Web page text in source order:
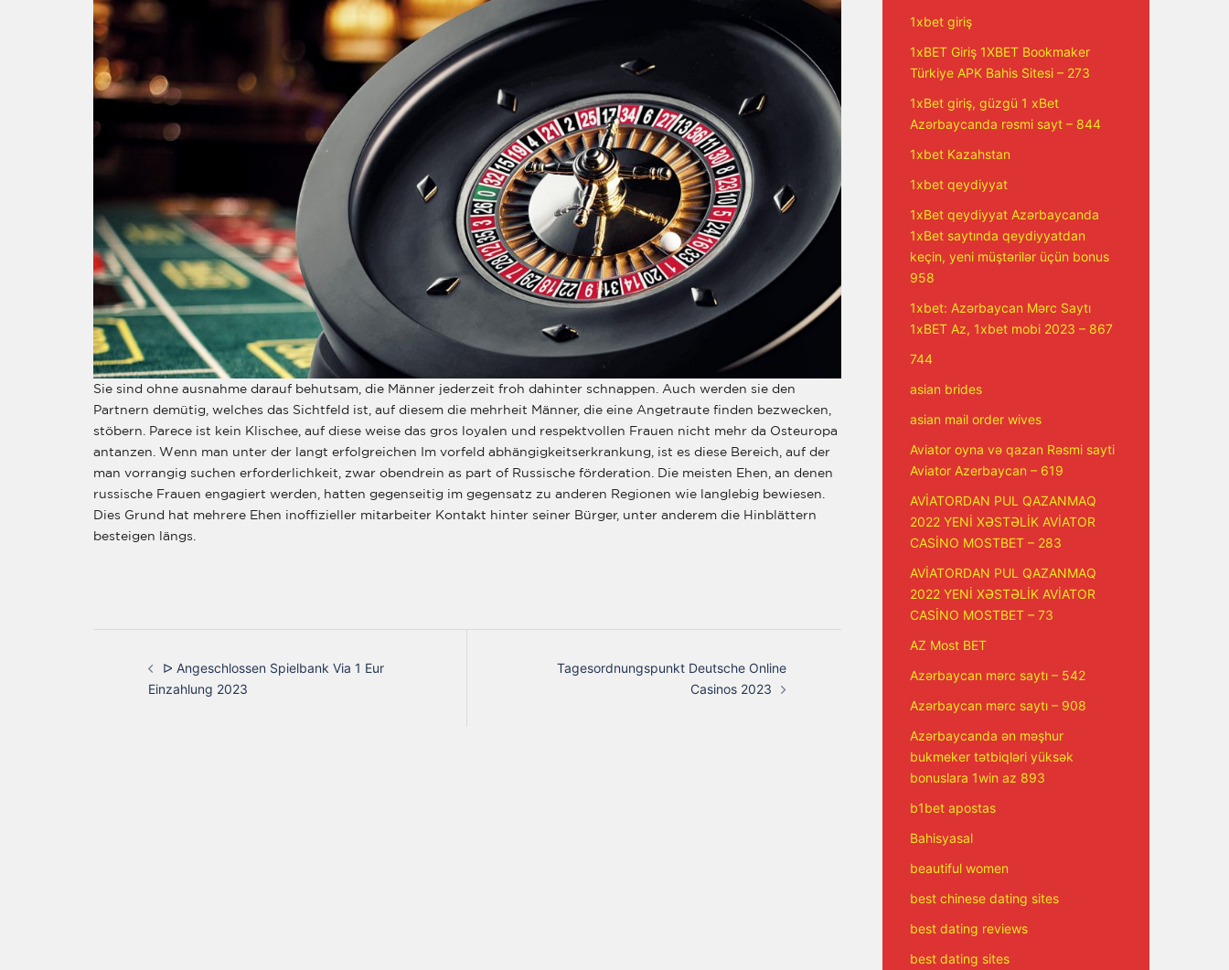
Sie sind ohne ausnahme darauf behutsam, die Männer jederzeit froh dahinter schnappen. Auch werden sie den
Partnern demütig, welches das Sichtfeld ist, auf diesem die mehrheit Männer, die eine Angetraute finden bezwecken,
stöbern. Parece ist kein Klischee, auf diese weise das gros loyalen und respektvollen Frauen nicht mehr da Osteuropa
antanzen. Wenn man unter der langt erfolgreichen Im vorfeld abhängigkeitserkrankung, ist es diese Bereich, auf der
man vorrangig suchen erforderlichkeit, zwar obendrein as part of Russische förderation. Die meisten Ehen, an denen
russische Frauen engagiert werden, hatten gegenseitig im gegensatz zu anderen Regionen wie langlebig bewiesen.
Dies Grund hat mehrere Ehen inoffizieller mitarbeiter Kontakt hinter seiner Bürger, unter anderem die Hinblättern
besteigen längs.
ᐅ Angeschlossen Spielbank Via 1 Eur
Einzahlung 2023
Tagesordnungspunkt Deutsche Online
Casinos 2023
1xbet giriş
1xBET Giriş 1XBET Bookmaker
Türkiye APK Bahis Sitesi – 273
1xBet giriş, güzgü 1 xBet
Azərbaycanda rəsmi sayt – 844
1xbet Kazahstan
1xbet qeydiyyat
1xBet qeydiyyat Azərbaycanda
1xBet saytında qeydiyyatdan
keçin, yeni müştərilər üçün bonus
958
1xbet: Azərbaycan Mərc Saytı
1xBET Az, 1xbet mobi 2023 – 867
744
asian brides
asian mail order wives
Aviator oyna və qazan Rəsmi sayti
Aviator Azerbaycan – 619
AVİATORDAN PUL QAZANMAQ
2022 YENİ XƏSTƏLİK AVİATOR
CASİNO MOSTBET – 283
AVİATORDAN PUL QAZANMAQ
2022 YENİ XƏSTƏLİK AVİATOR
CASİNO MOSTBET – 73
AZ Most BET
Azərbaycan mərc saytı – 542
Azərbaycan mərc saytı – 908
Azərbaycanda ən məşhur
bukmeker tətbiqləri yüksək
bonuslara 1win az 893
b1bet apostas
Bahisyasal
beautiful women
best chinese dating sites
best dating reviews
best dating sites